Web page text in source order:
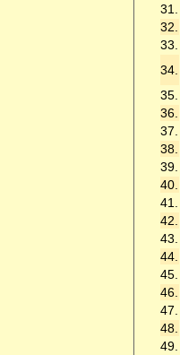
31.
32.
33.
34.
35.
36.
37.
38.
39.
40.
41.
42.
43.
44.
45.
46.
47.
48.
49.